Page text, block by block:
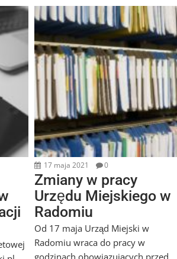
17 maja 2021 0
Zmiany w pracy
Urzędu Miejskiego w
Radomiu
Od 17 maja Urząd Miejski w
Radomiu wraca do pracy w